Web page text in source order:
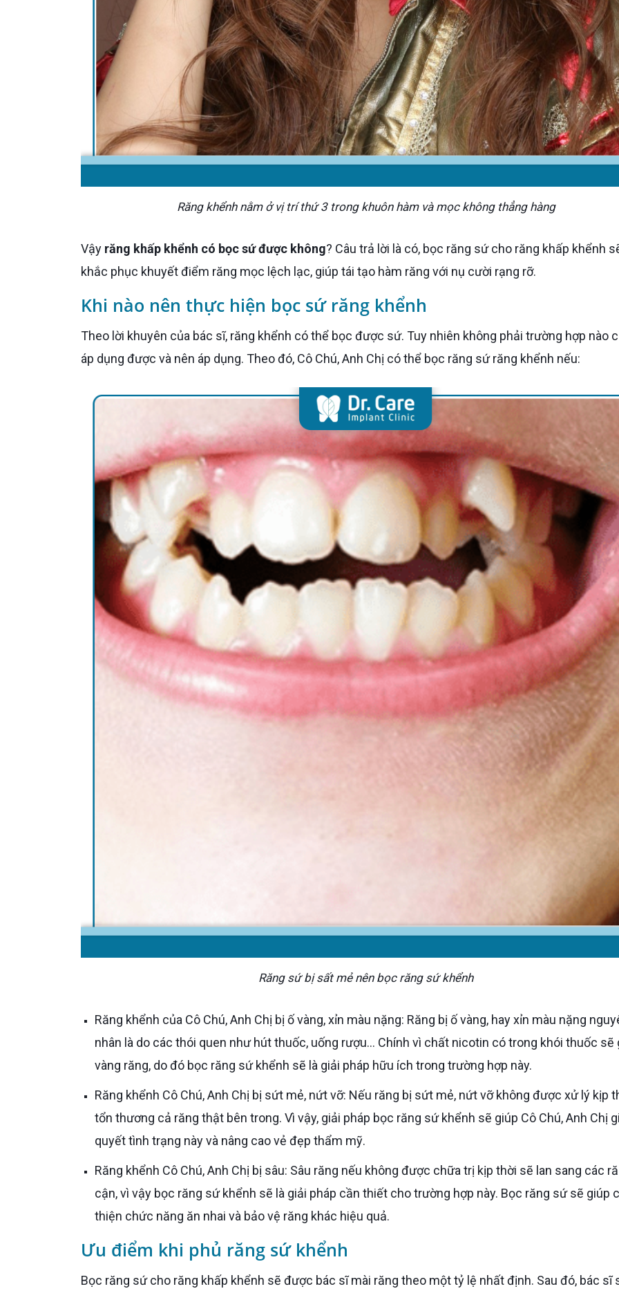
Răng khểnh nằm ở vị trí thứ 3 trong khuôn hàm và mọc không thẳng hàng
Vậy răng khấp khểnh có bọc sứ được không? Câu trả lời là có, bọc răng sứ cho răng khấp khểnh
khắc phục khuyết điểm răng mọc lệch lạc, giúp tái tạo hàm răng với nụ cười rạng rỡ.
Khi nào nên thực hiện bọc sứ răng khểnh
Theo lời khuyên của bác sĩ, răng khểnh có thể bọc được sứ. Tuy nhiên không phải trường hợp nào cũng
áp dụng được và nên áp dụng. Theo đó, Cô Chú, Anh Chị có thể bọc răng sứ răng khểnh nếu:
Răng sứ bị sất mẻ nên bọc răng sứ khểnh
Răng khểnh của Cô Chú, Anh Chị bị ố vàng, xỉn màu nặng: Răng bị ố vàng, hay xỉn màu nặng nguyên
nhân là do các thói quen như hút thuốc, uống rượu… Chính vì chất nicotin có trong khói thuốc sẽ
vàng răng, do đó bọc răng sứ khểnh sẽ là giải pháp hữu ích trong trường hợp này.
Răng khểnh Cô Chú, Anh Chị bị sứt mẻ, nứt vỡ: Nếu răng bị sứt mẻ, nứt vỡ không được xử lý kịp thời sẽ
tổn thương cả răng thật bên trong. Vì vậy, giải pháp bọc răng sứ khểnh sẽ giúp Cô Chú, Anh Chị
quyết tình trạng này và nâng cao vẻ đẹp thẩm mỹ.
Răng khểnh Cô Chú, Anh Chị bị sâu: Sâu răng nếu không được chữa trị kịp thời sẽ lan sang các răng lân
cận, vì vậy bọc răng sứ khểnh sẽ là giải pháp cần thiết cho trường hợp này. Bọc răng sứ sẽ giúp
thiện chức năng ăn nhai và bảo vệ răng khác hiệu quả.
Ưu điểm khi phủ răng sứ khểnh
Bọc răng sứ cho răng khấp khểnh sẽ được bác sĩ mài răng theo một tỷ lệ nhất định. Sau đó, bác sĩ sẽ